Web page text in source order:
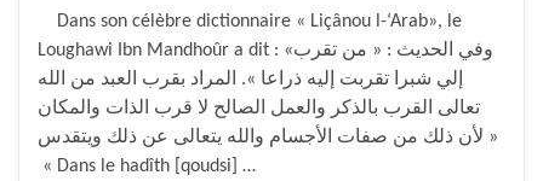
Dans son célèbre dictionnaire « Liçânou l-‘Arab», le
Loughawi Ibn Mandhoûr a dit : «وفي الحديث : « من تقرب
إلي شبرا تقربت إليه ذراعا ». المراد بقرب العبد من الله
تعالى القرب بالذكر والعمل الصالح لا قرب الذات والمكان
لأن ذلك من صفات الأجسام والله يتعالى عن ذلك ويتقدس »
« Dans le hadîth [qoudsi] …